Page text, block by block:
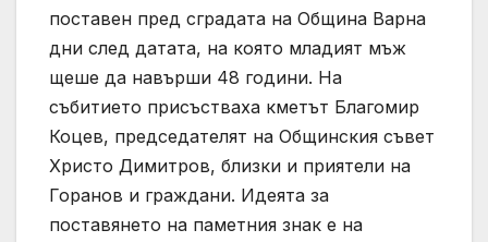
поставен пред сградата на Община Варна
дни след датата, на която младият мъж
щеше да навърши 48 години. На
събитието присъстваха кметът Благомир
Коцев, председателят на Общинския съвет
Христо Димитров, близки и приятели на
Горанов и граждани. Идеята за
поставянето на паметния знак е на